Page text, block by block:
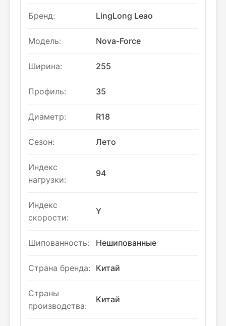
Бренд: LingLong Leao
Модель: Nova-Force
Ширина: 255
Профиль: 35
Диаметр: R18
Сезон: Лето
Индекс
нагрузки:
94
Индекс
скорости:
Y
Шипованность: Нешипованные
Страна бренда: Китай
Страны
производства:
Китай